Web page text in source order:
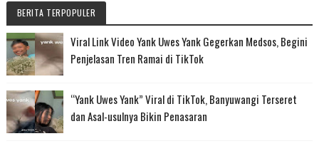
BERITA TERPOPULER
Viral Link Video Yank Uwes Yank Gegerkan Medsos, Begini
Penjelasan Tren Ramai di TikTok
“Yank Uwes Yank” Viral di TikTok, Banyuwangi Terseret
dan Asal-usulnya Bikin Penasaran